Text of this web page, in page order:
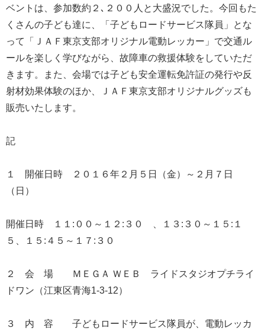
ベントは、参加数約２､２００人と大盛況でした。今回もた
くさんの子ども達に、「子どもロードサービス隊員」とな
って「ＪＡＦ東京支部オリジナル電動レッカー」で交通ル
ールを楽しく学びながら、故障車の救援体験をしていただ
きます。また、会場では子ども安全運転免許証の発行や反
射材効果体験のほか、ＪＡＦ東京支部オリジナルグッズも
販売いたします。
記
１ 開催日時 ２０１６年２月５日（金）～２月７日
（日）
開催日時 １１:００～１２:３０ 、１３:３０～１５:１
５、１５:４５～１７:３０
２ 会 場 ＭＥＧＡ ＷＥＢ ライドスタジオプチライ
ドワン（江東区青海1-3-12）
３ 内 容 子どもロードサービス隊員が、電動レッカ